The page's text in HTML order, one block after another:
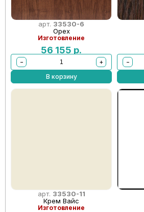
арт. 33530-6
Орех
Изготовление
56 155 р.
−
+
В корзину
−
арт. 33530-11
Крем Вайс
Изготовление